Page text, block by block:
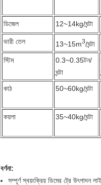
ডিজেল 12~14kg/ঘন্টা
ভারী তেল 13~15m3/ঘন্টা
স্টিম
0.3~0.35টন/
ঘন্টা
কাঠ
50~60kg/ঘন্টা
কয়লা
35~40kg/ঘন্টা
বর্ণনা:
সম্পূর্ণ স্বয়ংক্রিয় ডিমের ট্রে উৎপাদন